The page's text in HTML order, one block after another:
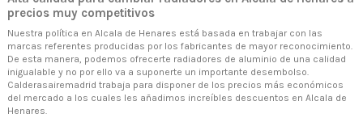
precios muy competitivos
Nuestra política en Alcala de Henares está basada en trabajar con las
marcas referentes producidas por los fabricantes de mayor reconocimiento.
De esta manera, podemos ofrecerte radiadores de aluminio de una calidad
inigualable y no por ello va a suponerte un importante desembolso.
Calderasairemadrid trabaja para disponer de los precios más económicos
del mercado a los cuales les añadimos increíbles descuentos en Alcala de
Henares.